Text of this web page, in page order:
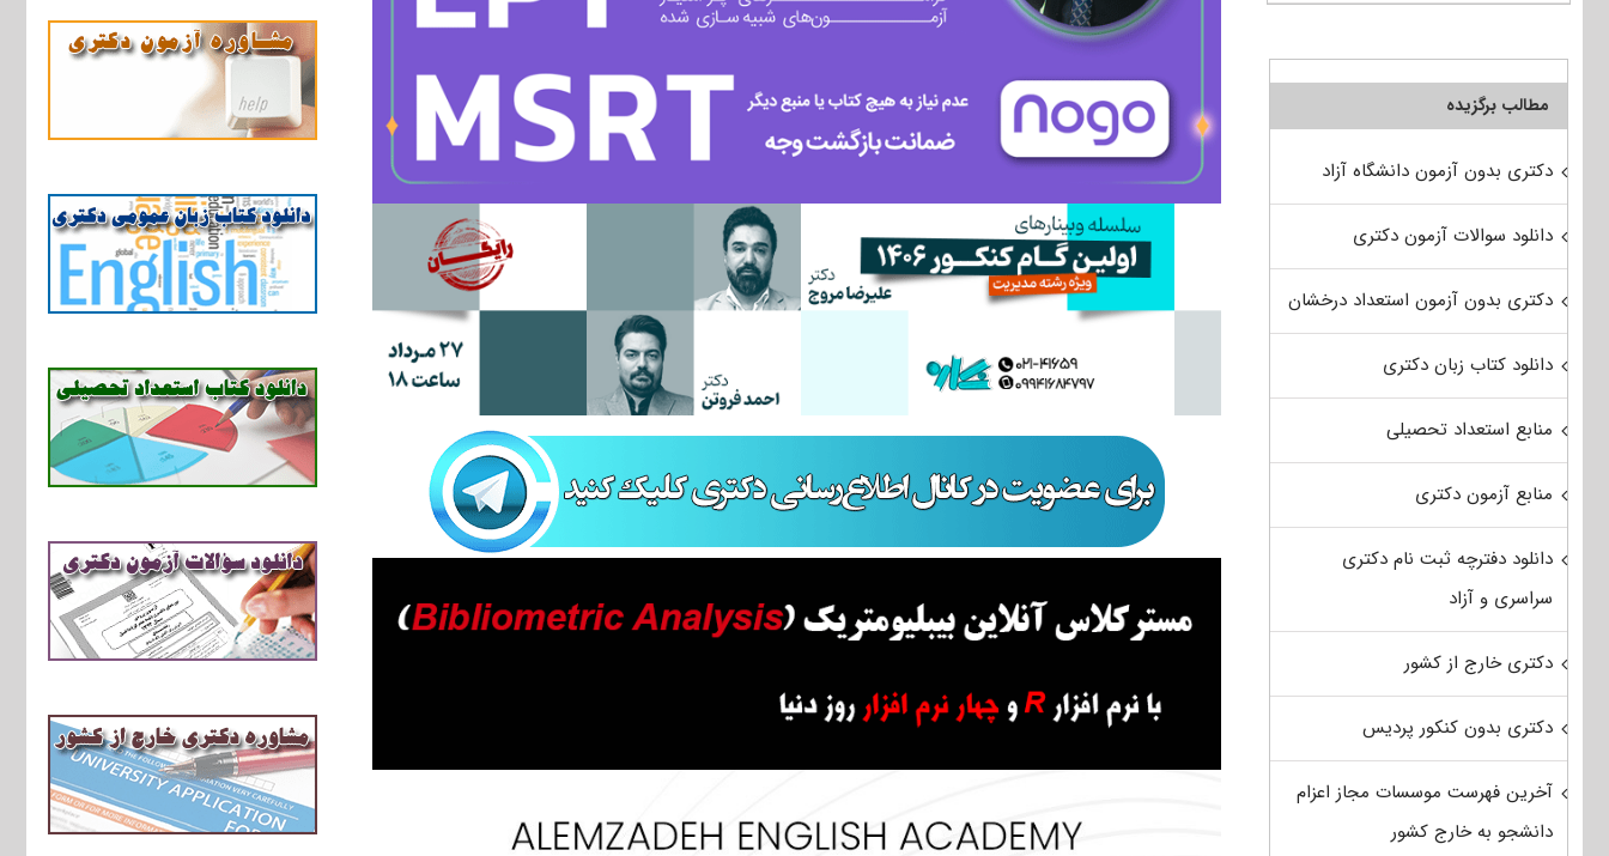
مطالب برگزیده
دکتری بدون آزمون دانشگاه آزاد
دانلود سوالات آزمون دکتری
دکتری بدون آزمون استعداد درخشان
دانلود کتاب زبان دکتری
منابع استعداد تحصیلی
منابع آزمون دکتری
دانلود دفترچه ثبت نام دکتری
سراسری و آزاد
دکتری خارج از کشور
دکتری بدون کنکور پردیس
آخرین فهرست موسسات مجاز اعزام
دانشجو به خارج کشور